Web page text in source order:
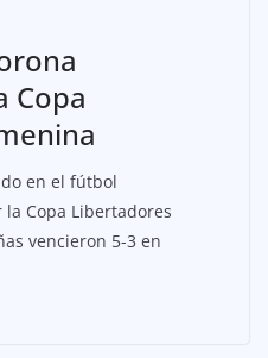
Copa
en el fútbol
Copa Libertadores
vencieron 5-3 en